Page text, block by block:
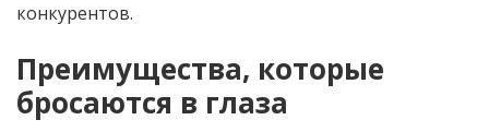
конкурентов.
Преимущества, которые
бросаются в глаза